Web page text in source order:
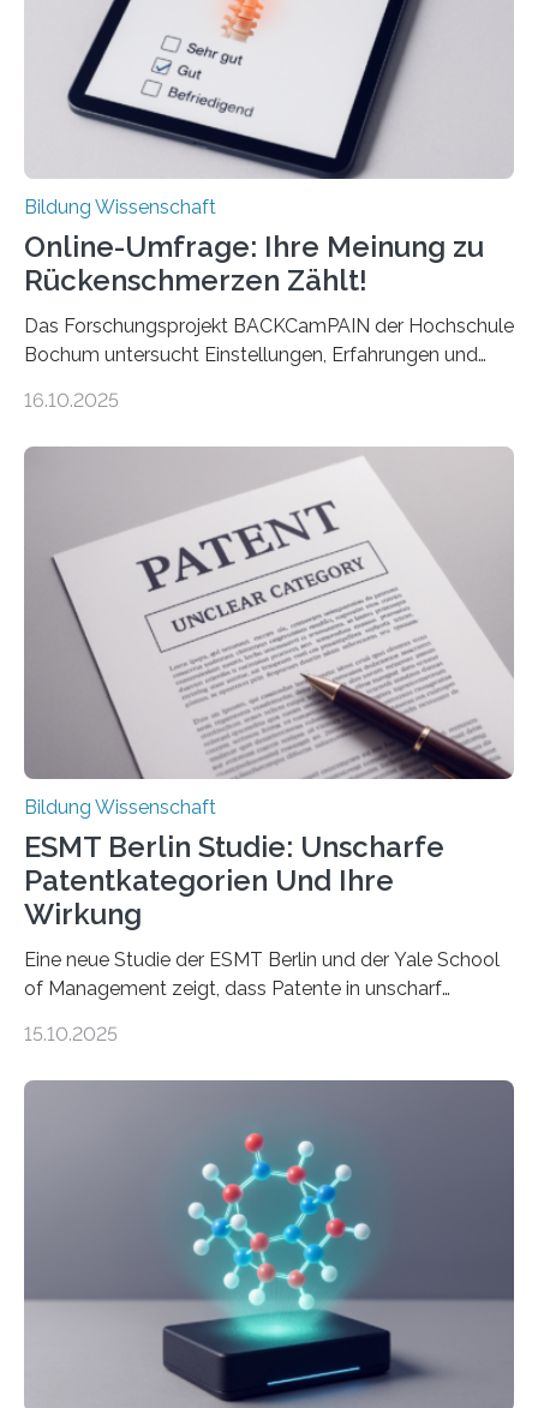
Jahren erstmals…
Bildung Wissenschaft
Online-Umfrage: Ihre Meinung zu
Rückenschmerzen Zählt!
Das Forschungsprojekt BACKCamPAIN der Hochschule
Bochum untersucht Einstellungen, Erfahrungen und
gehören zu den häufigsten gesundheitlichen
Rückenschmerzen denken und welche Erfahrungen sie
damit gemacht haben, kann entscheidend
beeinflussen, wie Schmerzen verlaufen und welche
Therapien wirken. Diese individuellen Überzeugungen
stehen im Mittelpunkt einer aktuellen Studie der
Hochschule Bochum. Im Rahmen des
Promotionsprojekts „BACKCamPAIN“ führt die
Doktorandin Deborah Jost (Hochschule Bochum,
Promotionskolleg NRW) derzeit eine Online-Umfrage
durch. Ziel ist es, herauszufinden,…
16.10.2025
Bildung Wissenschaft
ESMT Berlin Studie: Unscharfe
Patentkategorien Und Ihre
Wirkung
Eine neue Studie der ESMT Berlin und der Yale School
of Management zeigt, dass Patente in unscharf
häufiger zu bahnbrechenden Innovationen führen und
Erfindungen entstehen besonders dann, wenn
Wissenskategorien verschwimmen. Das zeigt neue
Forschung von Gianluca Carnabuci, Professor of
Organizational Behavior an der ESMT Berlin, und
Balázs Kovács, Professor an der Yale School of
Management. Die Forscher kommen zu dem Schluss,
dass Patente…
15.10.2025